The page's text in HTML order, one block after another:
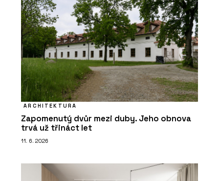
ARCHITEKTURA
Zapomenutý dvůr mezi duby. Jeho obnova
trvá už třináct let
11. 6. 2026